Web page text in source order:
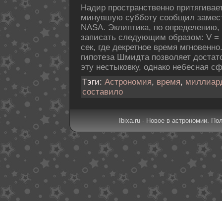
Надир пространственно
минувшую субботу сообщил
NASA. Эклиптика, по
записать следующим образом: V =
сек, где декретное время
гипотеза Шмидта позволяет
эту нестыковку, однако небесная
Тэги: Астрономия, время,
составило
Ibixa.ru - Новое в астрономии.